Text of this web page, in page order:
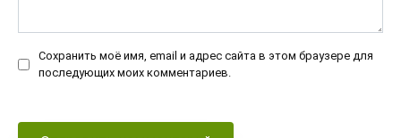
Сохранить моё имя, email и адрес сайта в этом браузере для
последующих моих комментариев.